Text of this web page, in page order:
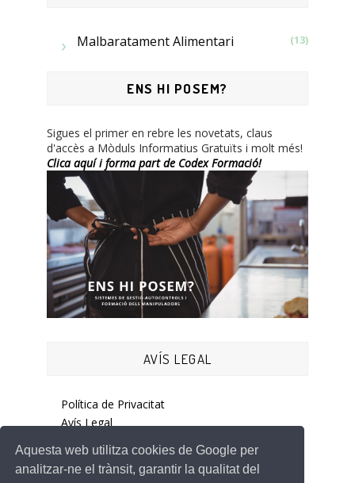
Aquesta web utilitza cookies de Google per
analitzar-ne el trànsit, garantir la qualitat del
Malbaratament Alimentari (13)
ENS HI POSEM?
Sigues el primer en rebre les novetats, claus
d'accès a Mòduls Informatius Gratuïts i molt més!
Clica aquí i forma part de Codex Formació!
AVÍS LEGAL
Política de Privacitat
Avís Legal